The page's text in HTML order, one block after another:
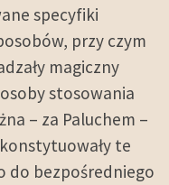
specyfiki
przy czym
magiczny
stosowania
– za Paluchem –
te
do bezpośredniego